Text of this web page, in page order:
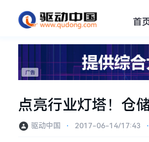
首
点亮行业灯塔！仓
驱动中国 ⋅ 2017-06-14/17:43 ⋅